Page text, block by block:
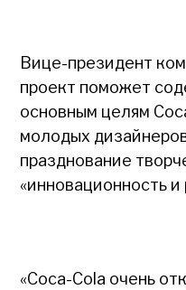
Вице-президент
проект поможет
основным целям
молодых
празднование
«инновационность и
«Coca-Cola очень